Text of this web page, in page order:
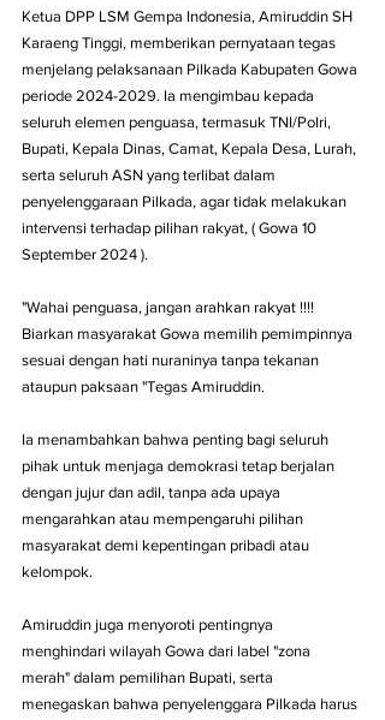
Ketua DPP LSM Gempa Indonesia, Amiruddin SH
Karaeng Tinggi, memberikan pernyataan tegas
menjelang pelaksanaan Pilkada Kabupaten Gowa
periode 2024-2029. Ia mengimbau kepada
seluruh elemen penguasa, termasuk TNI/Polri,
Bupati, Kepala Dinas, Camat, Kepala Desa, Lurah,
serta seluruh ASN yang terlibat dalam
penyelenggaraan Pilkada, agar tidak melakukan
intervensi terhadap pilihan rakyat, ( Gowa 10
September 2024 ).
"Wahai penguasa, jangan arahkan rakyat !!!!
Biarkan masyarakat Gowa memilih pemimpinnya
sesuai dengan hati nuraninya tanpa tekanan
ataupun paksaan "Tegas Amiruddin.
Ia menambahkan bahwa penting bagi seluruh
pihak untuk menjaga demokrasi tetap berjalan
dengan jujur dan adil, tanpa ada upaya
mengarahkan atau mempengaruhi pilihan
masyarakat demi kepentingan pribadi atau
kelompok.
Amiruddin juga menyoroti pentingnya
menghindari wilayah Gowa dari label "zona
merah" dalam pemilihan Bupati, serta
menegaskan bahwa penyelenggara Pilkada harus